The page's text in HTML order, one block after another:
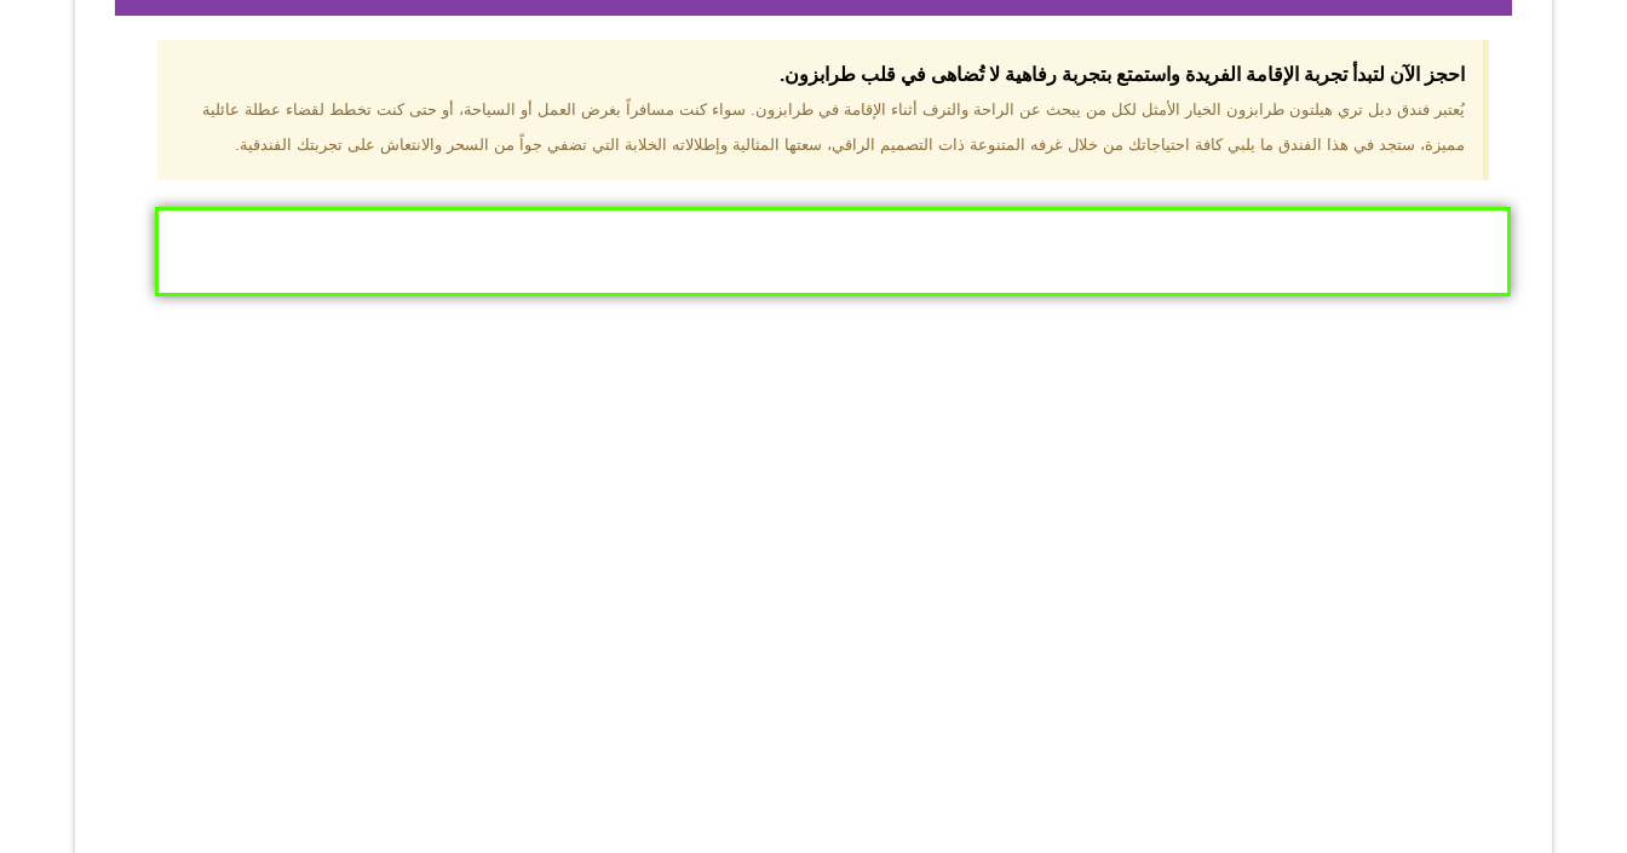
لماذا تختار فندق دبل تري هيلتون طرابزون؟
والجبال الخضراء. مرافق متكاملة تشمل مسبحًا داخليًا، سبا، صالة ألعاب رياضية، ومطاعم عالمية.
احجز الآن لتبدأ تجربة الإقامة الفريدة واستمتع بتجربة رفاهية لا تُضاهى في قلب طرابزون.​
يُعتبر فندق دبل تري هيلتون طرابزون الخيار الأمثل لكل من يبحث عن الراحة والترف أثناء الإقامة في طرابزون. سواء كنت مسافراً بغرض العمل أو السياحة، أو حتى كنت تخطط لقضاء عطلة عائلية
مميزة، ستجد في هذا الفندق ما يلبي كافة احتياجاتك من خلال غرفه المتنوعة ذات التصميم الراقي، سعتها المثالية وإطلالاته الخلابة التي تضفي جواً من السحر والانتعاش على تجربتك الفندقية.